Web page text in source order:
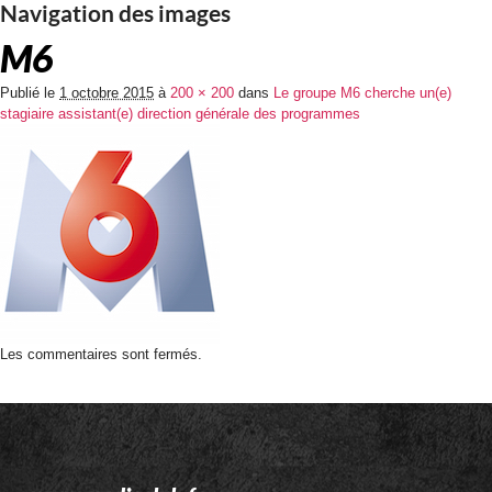
Navigation des images
M6
Publié le 1 octobre 2015 à 200 × 200 dans Le groupe M6 cherche un(e)
stagiaire assistant(e) direction générale des programmes
Les commentaires sont fermés.